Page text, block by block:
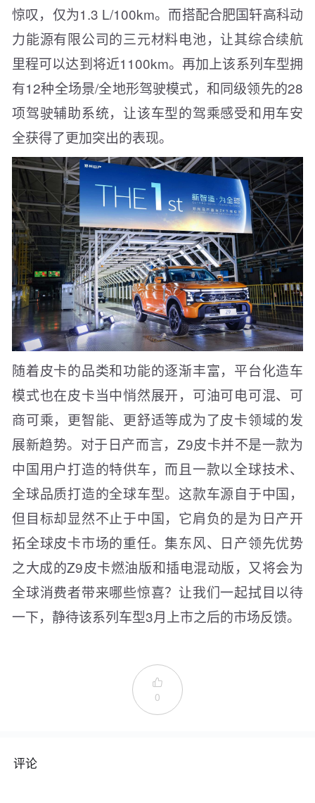
惊叹，仅为1.3 L/100km。而搭配合肥国轩高科动
力能源有限公司的三元材料电池，让其综合续航
里程可以达到将近1100km。再加上该系列车型拥
有12种全场景/全地形驾驶模式，和同级领先的28
项驾驶辅助系统，让该车型的驾乘感受和用车安
全获得了更加突出的表现。
随着皮卡的品类和功能的逐渐丰富，平台化造车
模式也在皮卡当中悄然展开，可油可电可混、可
商可乘，更智能、更舒适等成为了皮卡领域的发
展新趋势。对于日产而言，Z9皮卡并不是一款为
中国用户打造的特供车，而且一款以全球技术、
全球品质打造的全球车型。这款车源自于中国，
但目标却显然不止于中国，它肩负的是为日产开
拓全球皮卡市场的重任。集东风、日产领先优势
之大成的Z9皮卡燃油版和插电混动版，又将会为
全球消费者带来哪些惊喜？让我们一起拭目以待
一下，静待该系列车型3月上市之后的市场反馈。

0
评论